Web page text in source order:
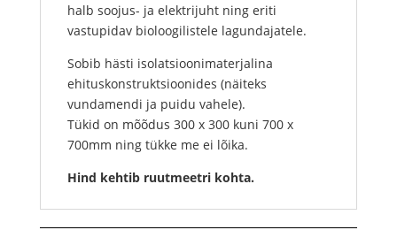
halb soojus- ja elektrijuht ning eriti
vastupidav bioloogilistele lagundajatele.
Sobib hästi isolatsioonimaterjalina
ehituskonstruktsioonides (näiteks
vundamendi ja puidu vahele).
Tükid on mõõdus 300 x 300 kuni 700 x
700mm ning tükke me ei lõika.
Hind kehtib ruutmeetri kohta.